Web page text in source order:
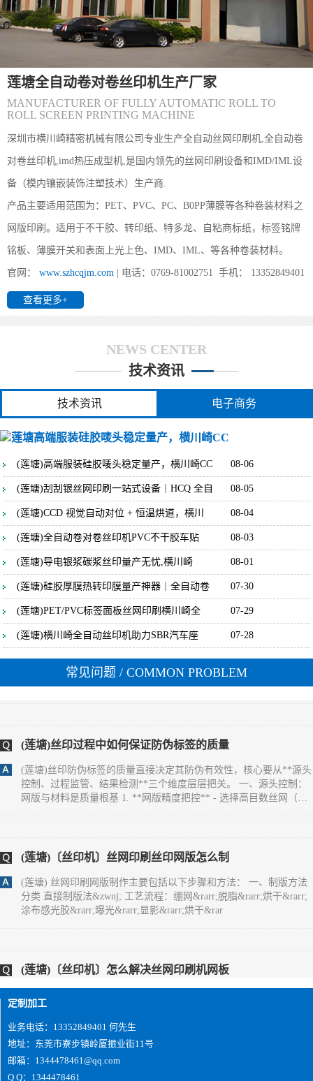
莲塘全自动卷对卷丝印机生产厂家
MANUFACTURER OF FULLY AUTOMATIC ROLL TO
ROLL SCREEN PRINTING MACHINE
深圳市横川崎精密机械有限公司专业生产全自动丝网印刷机,全自动卷
对卷丝印机,imd热压成型机,是国内领先的丝网印刷设备和IMD/IML设
备（模内镶嵌装饰注塑技术）生产商.
产品主要适用范围为：PET、PVC、PC、B0PP薄膜等各种卷装材料之
网版印刷。适用于不干胶、转印纸、特多龙、自粘商标纸，标签铭牌
铭板、薄膜开关和表面上光上色、IMD、IML、等各种卷装材料。
官网： www.szhcqjm.com | 电话：0769-81002751 手机： 13352849401
查看更多+
NEWS CENTER
技术资讯
技术资讯 电子商务
(莲塘)高端服装硅胶唛头稳定量产，横川崎CC 08-06
(莲塘)刮刮银丝网印刷一站式设备｜HCQ 全自 08-05
(莲塘)CCD 视觉自动对位 + 恒温烘道，横川 08-04
(莲塘)全自动卷对卷丝印机PVC不干胶车贴 08-03
(莲塘)导电银浆碳浆丝印量产无忧,横川崎 08-01
(莲塘)硅胶厚膜热转印膜量产神器｜全自动卷 07-30
(莲塘)PET/PVC标签面板丝网印刷横川崎全 07-29
(莲塘)横川崎全自动丝印机助力SBR汽车座 07-28
常见问题 / COMMON PROBLEM
(莲塘)丝印过程中如何保证标签的防伪效果
(莲塘) 保证标签防伪效果一致性的核心，是**聚焦防伪特性（如光
变、荧光、微缩文字等）的全流程管控**，通过锁定防伪材料性
能、精准控制印刷参数、量化检测防伪特征，确保每一张标签的防
伪识别效果完全统一。 一、源头锁定：防伪材料的性能一致性是基
础 1. **防伪油墨的批次化管控** - 同一批次标签必须使用**同一供
应商、同一生产批次**的防伪油墨（如光变油
(莲塘)丝印过程中如何保证防伪标签的一致
通过标准化材料、固定设备参数、统一操作规范和量化检测，实现
同批次乃至不同批次标签在外观、尺寸、防伪效果上的统一。 一、
源头控稳：材料与网版的一致性基础 1. **材料批次化管理** - 同一
控制、过程监管、结果检测**三个维度层层把关。 一、源头控制：
网版与材料是质量根基 1. **网版精度把控** - 选择高目数丝网（如
300-500目），确保微缩文字、精细纹理能清晰呈现，目数过低易导
分类 直接制版法&zwnj; 工艺流程：绷网&rarr;脱脂&rarr;烘干&rarr;
涂布感光胶&rarr;曝光&rarr;显影&rarr;烘干&rar
65%左右，避免高温低湿导致油墨粘度异常升高。夏季需
(莲塘)您好,双面IMD技术是怎么实现的？
(莲塘) 丝网印刷网版粘版问题可通过以下方法综合解决： 一、环境
65%左右，避免高温低湿导致油墨粘度异常升高。夏季需
材， 要考虑好片材的定位方式及入口方式；3、要考虑好产品的顶出
方式。
(莲塘) 前景对于其它行业来说算得上是不错的领域，他不受地区与
(莲塘)全自动卷对卷丝印机都能印哪些产品
(莲塘) 您好,我司所生产的全自动丝印机广泛用于PET、PVC 、转印
纸（膜）、地暖膜、地热膜、电热膜、花纸、薄膜、铭板、柔性线
定制加工
业务电话：13352849401 何先生
地址：东莞市寮步镇岭厦振业街11号
邮箱：1344478461@qq.com
Q Q：1344478461